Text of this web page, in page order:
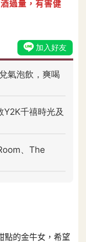
過量，有害健
點的金牛女，希望